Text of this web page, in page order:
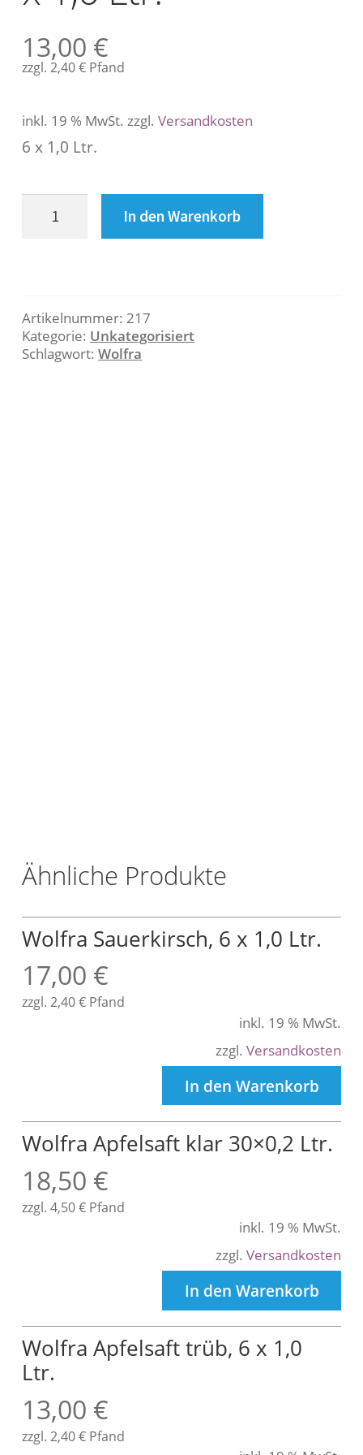
13,00 €
zzgl.2,40€ Pfand
inkl. 19 % MwSt. zzgl.Versandkosten
6 x 1,0 Ltr.
Apfel
Ltr.
Menge
In den Warenkorb
Artikelnummer:217
Kategorie: Unkategorisiert
Schlagwort:Wolfra
h
r
b
u
s
c
h
Ähnliche Produkte
Wolfra Sauerkirsch, 6 x 1,0 Ltr.
17,00 €
zzgl.2,40€ Pfand
inkl. 19 % MwSt.
zzgl. Versandkosten
In den Warenkorb
Wolfra Apfelsaft klar 30×0,2 Ltr.
18,50 €
zzgl.4,50€ Pfand
inkl. 19 % MwSt.
zzgl. Versandkosten
In den Warenkorb
Wolfra Apfelsaft trüb, 6 x 1,0
Ltr.
13,00 €
zzgl.2,40€ Pfand